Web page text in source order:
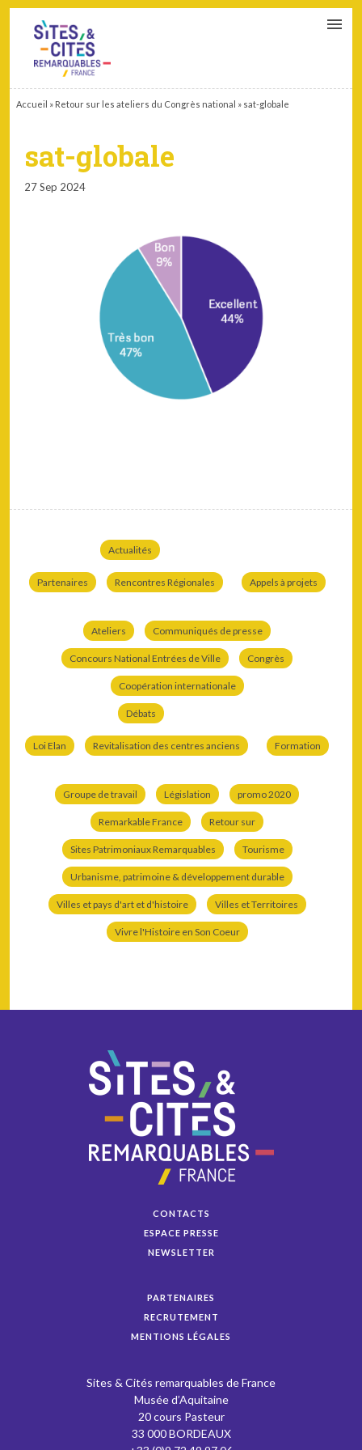
Accueil » Retour sur les ateliers du Congrès national » sat-globale
sat-globale
27 Sep 2024
Actualités
Partenaires Rencontres Régionales Appels à projets
Ateliers Communiqués de presse
Concours National Entrées de Ville Congrès
Coopération internationale
Débats
Loi Elan Revitalisation des centres anciens Formation
Groupe de travail Législation promo 2020
Remarkable France Retour sur
Sites Patrimoniaux Remarquables Tourisme
Urbanisme, patrimoine & développement durable
Villes et pays d'art et d'histoire Villes et Territoires
Vivre l'Histoire en Son Coeur
CONTACTS
ESPACE PRESSE
NEWSLETTER
PARTENAIRES
RECRUTEMENT
MENTIONS LÉGALES
Sites & Cités remarquables de France
Musée d’Aquitaine
20 cours Pasteur
33 000 BORDEAUX